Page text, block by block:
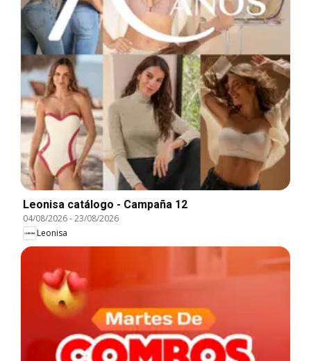
Leonisa catálogo - Campaña 12
04/08/2026-23/08/2026
Leonisa